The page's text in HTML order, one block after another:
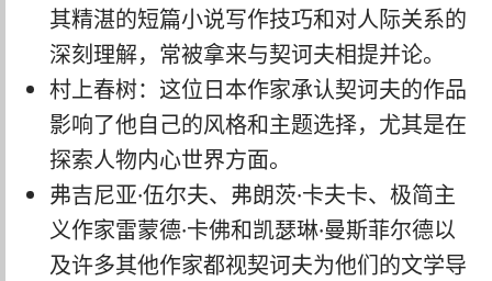
其精湛的短篇小说写作技巧和对人际关系的
深刻理解，常被拿来与契诃夫相提并论。
村上春树：这位日本作家承认契诃夫的作品
影响了他自己的风格和主题选择，尤其是在
探索人物内心世界方面。
弗吉尼亚·伍尔夫、弗朗茨·卡夫卡、极简主
义作家雷蒙德·卡佛和凯瑟琳·曼斯菲尔德以
及许多其他作家都视契诃夫为他们的文学导